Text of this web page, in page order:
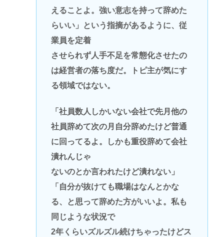
えることよ。強い意志を持って辞めた
らいい」という指摘があるように、従
業員を定着
させられず人手不足を常態化させたの
は経営者の落ち度だ。トピ主が気にす
る領域ではない。
「社員数人しかいない会社で先月他の
社員辞めて次の月自分辞めたけど普通
に回ってるよ。しかも重役辞めて会社
潰れんじゃ
ないのとか言われたけど潰れない」
「自分が抜けても職場はなんとかな
る、と思って辞めた方がいいよ。私も
同じような状況で
2年くらいズルズル続けちゃったけどス